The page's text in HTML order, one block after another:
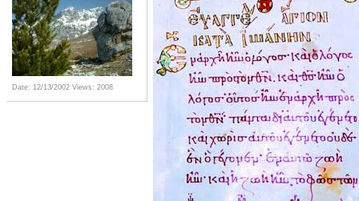
Date: 12/13/2002 Views: 2008